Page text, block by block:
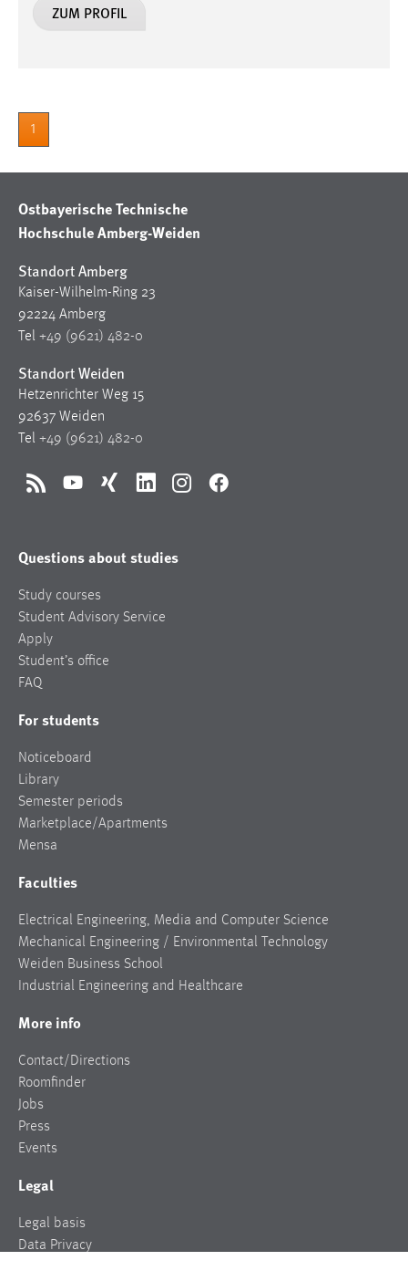
ZUM PROFIL
1
Ostbayerische Technische
Hochschule Amberg-Weiden
Standort Amberg
Kaiser-Wilhelm-Ring 23
92224 Amberg
Tel +49 (9621) 482-0
Standort Weiden
Hetzenrichter Weg 15
92637 Weiden
Tel +49 (9621) 482-0
RSS YouTubeXing LinkedInInstagramFacebook
Questions about studies
Study courses
Student Advisory Service
Apply
Student’s office
FAQ
For students
Noticeboard
Library
Semester periods
Marketplace/Apartments
Mensa
Faculties
Electrical Engineering, Media and Computer Science
Mechanical Engineering / Environmental Technology
Weiden Business School
Industrial Engineering and Healthcare
More info
Contact/Directions
Roomfinder
Jobs
Press
Events
Legal
Legal basis
Data Privacy